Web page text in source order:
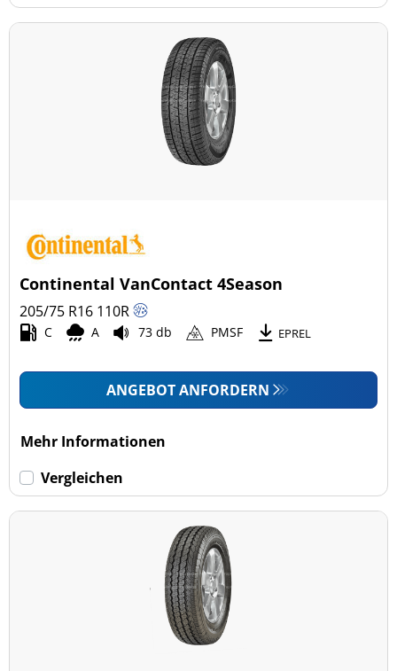
Continental VanContact 4Season
205/75 R16 110R
C A 73 db PMSF EPREL
ANGEBOT ANFORDERN
Mehr Informationen
Vergleichen